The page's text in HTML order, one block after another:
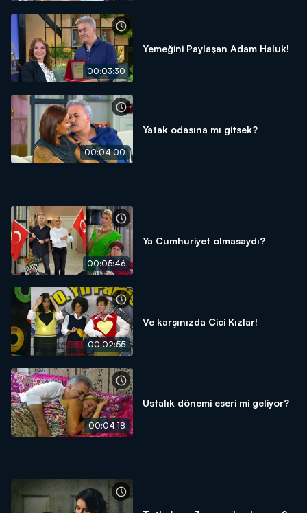
00:03:30
Yemeğini Paylaşan Adam Haluk!
00:04:00
Yatak odasına mı gitsek?
00:05:46
Ya Cumhuriyet olmasaydı?
00:02:55
Ve karşınızda Cici Kızlar!
00:04:18
Ustalık dönemi eseri mi geliyor?